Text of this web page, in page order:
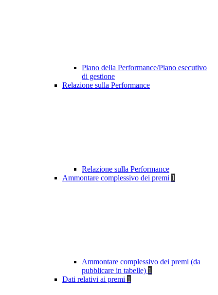
Piano della Performance/Piano esecutivo
di gestione
Relazione sulla Performance
Relazione sulla Performance
Ammontare complessivo dei premi 1
Ammontare complessivo dei premi (da
pubblicare in tabelle) 1
Dati relativi ai premi 1